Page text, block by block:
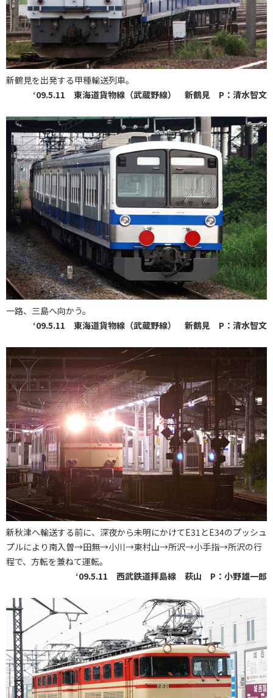
新鶴見を出発する甲種輸送列車。
‘09.5.11 東海道貨物線（武蔵野線） 新鶴見 P：清水智文
一路、三島へ向かう。
‘09.5.11 東海道貨物線（武蔵野線） 新鶴見 P：清水智文
新秋津へ輸送する前に、深夜から未明にかけてE31とE34のプッシュ
プルにより南入曽→田無→小川→東村山→所沢→小手指→所沢の行
程で、方転を兼ねて運転。
‘09.5.11 西武鉄道拝島線 萩山 P：小野雄一郎